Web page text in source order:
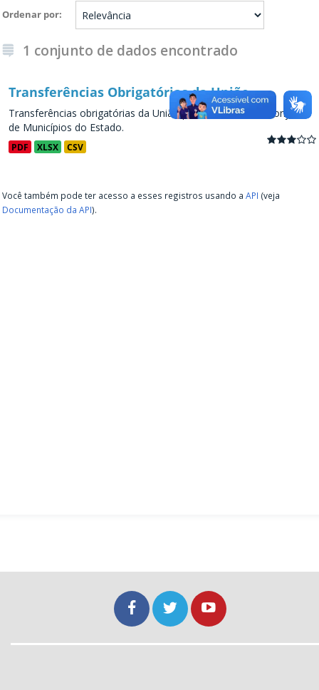
Ordenar por
1 conjunto de dados encontrado
Transferências Obrigatórias da União
Transferências obrigatórias da União para os Estados e conjunto
de Municípios do Estado.
PDF XLSX CSV
Você também pode ter acesso a esses registros usando a API (veja
Documentação da API).